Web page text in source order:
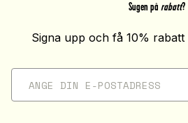
Sugen på rabatt?
Signa upp och få 10%